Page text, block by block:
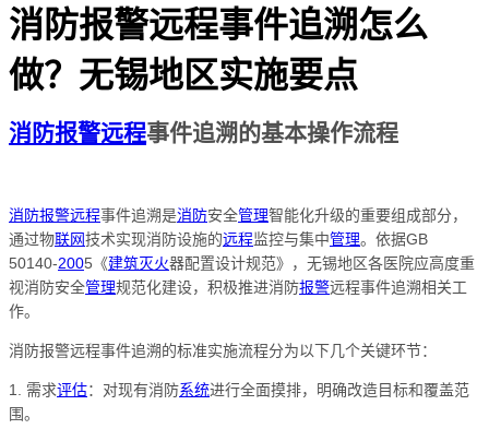
消防报警远程事件追溯怎么
做？无锡地区实施要点
消防报警远程事件追溯的基本操作流程
消防报警远程事件追溯是消防安全管理智能化升级的重要组成部分，
通过物联网技术实现消防设施的远程监控与集中管理。依据GB
50140-2005《建筑灭火器配置设计规范》，无锡地区各医院应高度重
视消防安全管理规范化建设，积极推进消防报警远程事件追溯相关工
作。
消防报警远程事件追溯的标准实施流程分为以下几个关键环节：
1. 需求评估：对现有消防系统进行全面摸排，明确改造目标和覆盖范
围。